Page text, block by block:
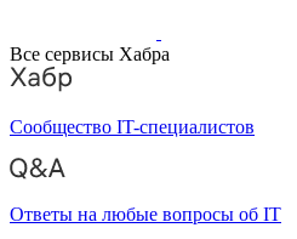
Все сервисы Хабра
Сообщество IT-специалистов
Ответы на любые вопросы об IT